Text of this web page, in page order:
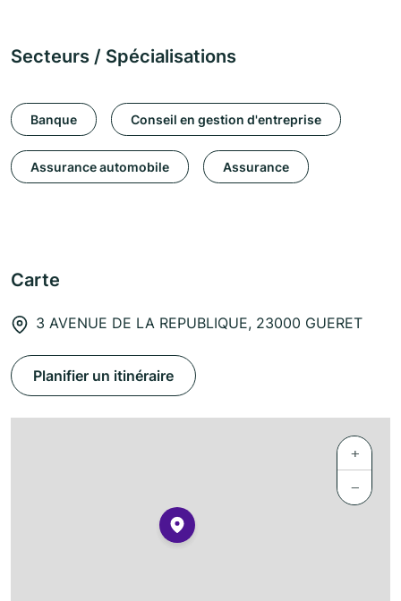
Secteurs / Spécialisations
Banque Conseil en gestion d'entreprise
Assurance automobile Assurance
Carte
3 AVENUE DE LA REPUBLIQUE, 23000 GUERET
Planifier un itinéraire
+
−